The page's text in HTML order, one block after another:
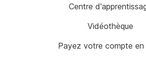
Centre
Vidéothèque
Payez votre compte en